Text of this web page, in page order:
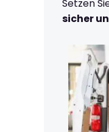
Setzen
sicher